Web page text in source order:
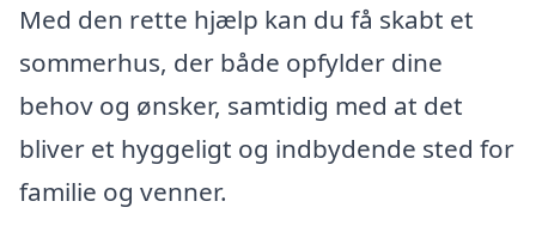
Med den rette hjælp kan du få skabt et
sommerhus, der både opfylder dine
behov og ønsker, samtidig med at det
bliver et hyggeligt og indbydende sted for
familie og venner.